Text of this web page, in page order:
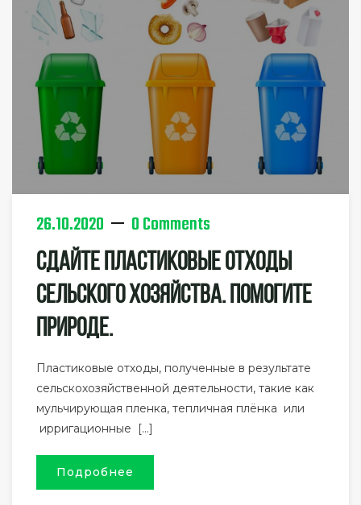
26.10.2020 0 Comments
Сдайте Пластиковые Отходы
Сельского Хозяйства. Помогите
Природе.
Пластиковые отходы, полученные в результате
сельскохозяйственной деятельности, такие как
мульчирующая пленка, тепличная плёнка или
ирригационные […]
Подробнее